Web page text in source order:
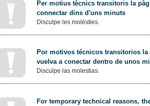
Per motius tècnics transitoris la
connectar dins d'uns minuts
Disculpe les molèsties.
Por motivos técnicos transitorios
vuelva a conectar dentro de unos
Disculpe las molestias.
For temporary technical reasons,